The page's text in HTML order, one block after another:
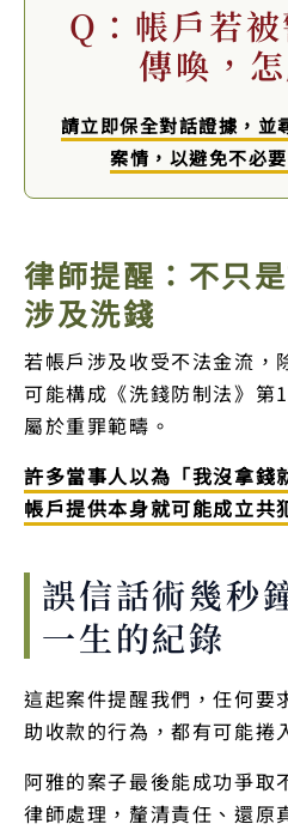
Q：帳戶若
傳喚，
請立即保全對話證據，並
案情，以避免不必
律師提醒：不只
涉及洗錢
若帳戶涉及收受不法金流，
可能構成《洗錢防制法》第
屬於重罪範疇。
許多當事人以為「我沒拿錢
帳戶提供本身就可能成立共
誤信話術幾秒
一生的紀錄
這起案件提醒我們，任何要
助收款的行為，都有可能捲
阿雅的案子最後能成功爭取
律師處理，釐清責任、還原